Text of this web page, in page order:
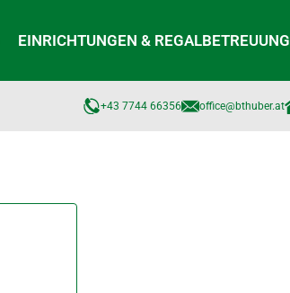
EINRICHTUNGEN & REGALBETREUUNG
+43 7744 66356 office@bthuber.at​